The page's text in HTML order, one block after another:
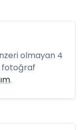
olmayan 4
fotoğraf
.